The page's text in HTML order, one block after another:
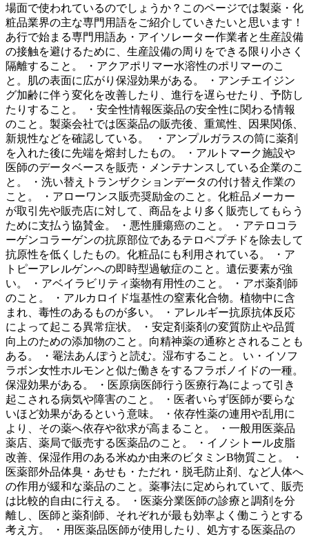
場面で使われているのでしょうか？このページでは製薬・化
粧品業界の主な専門用語をご紹介していきたいと思います！
あ行で始まる専門用語あ・アイソレーター作業者と生産設備
の接触を避けるために、生産設備の周りをできる限り小さく
隔離すること。 ・アクアポリマー水溶性のポリマーのこ
と。肌の表面に広がり保湿効果がある。 ・アンチエイジン
グ加齢に伴う変化を改善したり、進行を遅らせたり、予防し
たりすること。 ・安全性情報医薬品の安全性に関わる情報
のこと。製薬会社では医薬品の販売後、重篤性、因果関係、
新規性などを確認している。 ・アンプルガラスの筒に薬剤
を入れた後に先端を熔封したもの。 ・アルトマーク施設や
医師のデータベースを販売・メンテナンスしている企業のこ
と。 ・洗い替えトランザクションデータの付け替え作業の
こと。 ・アローワンス販売奨励金のこと。化粧品メーカー
が取引先や販売店に対して、商品をより多く販売してもらう
ために支払う協賛金。 ・悪性腫瘍癌のこと。 ・アテロコラ
ーゲンコラーゲンの抗原部位であるテロペプチドを除去して
抗原性を低くしたもの。化粧品にも利用されている。 ・ア
トピーアレルゲンへの即時型過敏症のこと。遺伝要素が強
い。 ・アベイラビリティ薬物有用性のこと。 ・アポ薬剤師
のこと。 ・アルカロイド塩基性の窒素化合物。植物中に含
まれ、毒性のあるものが多い。 ・アレルギー抗原抗体反応
によって起こる異常症状。 ・安定剤薬剤の変質防止や品質
向上のための添加物のこと。向精神薬の通称とされることも
ある。 ・罨法あんぽうと読む。湿布すること。 い・イソフ
ラボン女性ホルモンと似た働きをするフラボノイドの一種。
保湿効果がある。 ・医原病医師行う医療行為によって引き
起こされる病気や障害のこと。 ・医者いらず医師が要らな
いほど効果があるという意味。 ・依存性薬の連用や乱用に
より、その薬へ依存や欲求が高まること。 ・一般用医薬品
薬店、薬局で販売する医薬品のこと。 ・イノシトール皮脂
改善、保湿作用のある米ぬか由来のビタミンB物質こと。 ・
医薬部外品体臭・あせも・ただれ・脱毛防止剤、など人体へ
の作用が緩和な薬品のこと。薬事法に定められていて、販売
は比較的自由に行える。 ・医薬分業医師の診療と調剤を分
離し、医師と薬剤師、それぞれが最も効率よく働こうとする
考え方。 ・用医薬品医師が使用したり、処方する医薬品の